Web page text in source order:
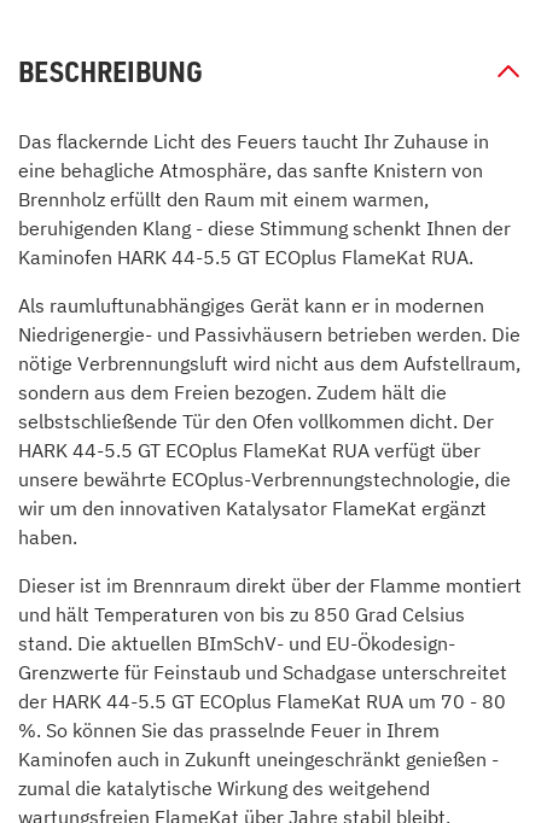
BESCHREIBUNG
Das flackernde Licht des Feuers taucht Ihr Zuhause in
eine behagliche Atmosphäre, das sanfte Knistern von
Brennholz erfüllt den Raum mit einem warmen,
beruhigenden Klang - diese Stimmung schenkt Ihnen der
Kaminofen HARK 44-5.5 GT ECOplus FlameKat RUA.
Als raumluftunabhängiges Gerät kann er in modernen
Niedrigenergie- und Passivhäusern betrieben werden. Die
nötige Verbrennungsluft wird nicht aus dem Aufstellraum,
sondern aus dem Freien bezogen. Zudem hält die
selbstschließende Tür den Ofen vollkommen dicht. Der
HARK 44-5.5 GT ECOplus FlameKat RUA verfügt über
unsere bewährte ECOplus-Verbrennungstechnologie, die
wir um den innovativen Katalysator FlameKat ergänzt
haben.
Dieser ist im Brennraum direkt über der Flamme montiert
und hält Temperaturen von bis zu 850 Grad Celsius
stand. Die aktuellen BImSchV- und EU-Ökodesign-
Grenzwerte für Feinstaub und Schadgase unterschreitet
der HARK 44-5.5 GT ECOplus FlameKat RUA um 70 - 80
%. So können Sie das prasselnde Feuer in Ihrem
Kaminofen auch in Zukunft uneingeschränkt genießen -
zumal die katalytische Wirkung des weitgehend
wartungsfreien FlameKat über Jahre stabil bleibt.